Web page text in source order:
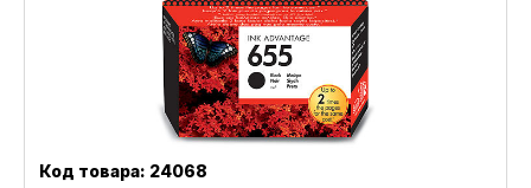
Код товара: 24068